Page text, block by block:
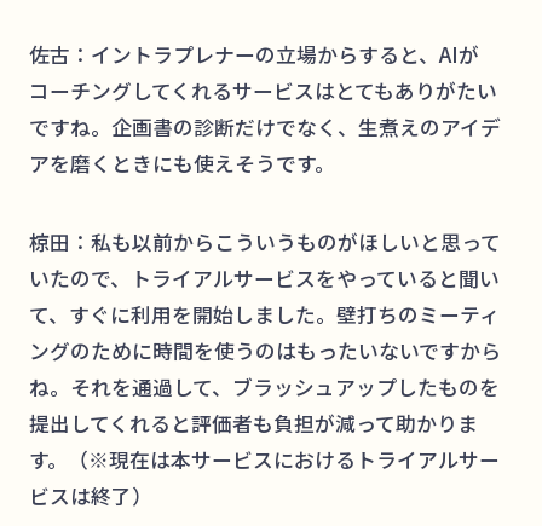
佐古：イントラプレナーの立場からすると、AIが
コーチングしてくれるサービスはとてもありがたい
ですね。企画書の診断だけでなく、生煮えのアイデ
アを磨くときにも使えそうです。
椋田：私も以前からこういうものがほしいと思って
いたので、トライアルサービスをやっていると聞い
て、すぐに利用を開始しました。壁打ちのミーティ
ングのために時間を使うのはもったいないですから
ね。それを通過して、ブラッシュアップしたものを
提出してくれると評価者も負担が減って助かりま
す。（※現在は本サービスにおけるトライアルサー
ビスは終了）